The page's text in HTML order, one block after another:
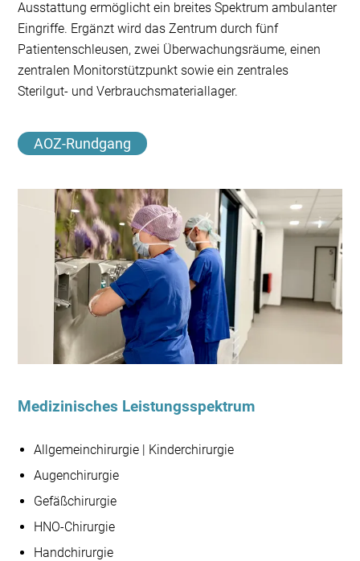
Ausstattung ermöglicht ein breites Spektrum ambulanter
Eingriffe. Ergänzt wird das Zentrum durch fünf
Patientenschleusen, zwei Überwachungsräume, einen
zentralen Monitorstützpunkt sowie ein zentrales
Sterilgut- und Verbrauchsmateriallager.
AOZ-Rundgang
Medizinisches Leistungsspektrum
Allgemeinchirurgie | Kinderchirurgie
Augenchirurgie
Gefäßchirurgie
HNO-Chirurgie
Handchirurgie